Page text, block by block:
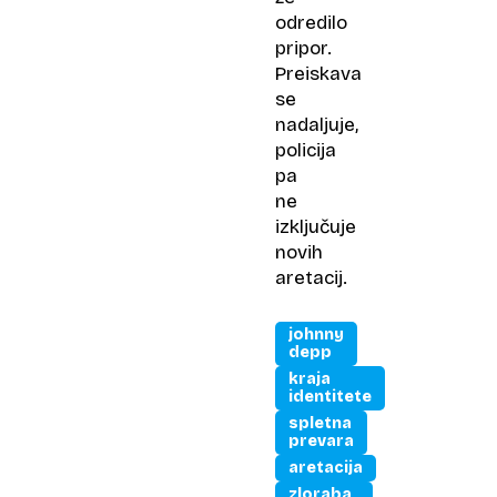
odredilo
pripor.
Preiskava
se
nadaljuje,
policija
pa
ne
izključuje
novih
aretacij.
johnny
depp
kraja
identitete
spletna
prevara
aretacija